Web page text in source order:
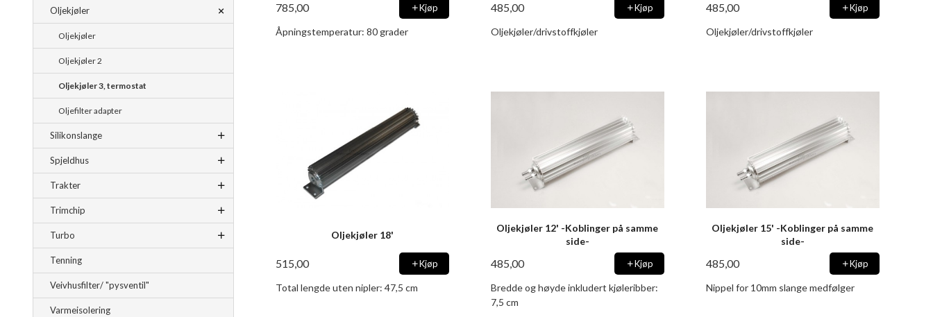
Oljekjøler
Oljekjøler
Oljekjøler 2
Oljekjøler 3, termostat
Oljefilter adapter
Silikonslange
Spjeldhus
Trakter
Trimchip
Turbo
Tenning
Veivhusfilter/ "pysventil"
Varmeisolering
785,00 Kjøp
Åpningstemperatur: 80 grader
485,00 Kjøp
Oljekjøler/drivstoffkjøler
485,00 Kjøp
Oljekjøler/drivstoffkjøler
Oljekjøler 18'
515,00 Kjøp
Total lengde uten nipler: 47,5 cm
Oljekjøler 12' -Koblinger på samme
side-
485,00 Kjøp
Bredde og høyde inkludert kjøleribber:
7,5 cm
Oljekjøler 15' -Koblinger på samme
side-
485,00 Kjøp
Nippel for 10mm slange medfølger